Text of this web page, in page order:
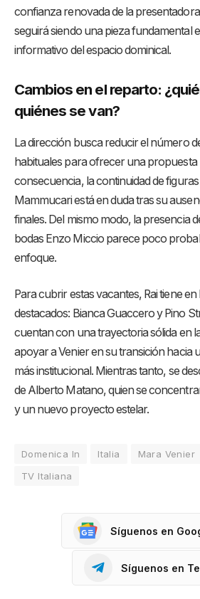
confianza renovada de la
seguirá siendo una pieza fundamental
informativo del espacio dominical.
Cambios en el reparto:
quiénes se van?
La dirección busca reducir el número
habituales para ofrecer una propuesta
consecuencia, la continuidad de
Mammucari está en duda tras su
finales. Del mismo modo, la presencia
bodas Enzo Miccio parece poco
enfoque.
Para cubrir estas vacantes, Rai tiene
destacados: Bianca Guaccero y Pino
cuentan con una trayectoria sólida en
apoyar a Venier en su transición hacia
más institucional. Mientras tanto, se
de Alberto Matano, quien se
y un nuevo proyecto estelar.
Domenica In Italia Mara Venier
TV Italiana
Síguenos en
Síguenos en